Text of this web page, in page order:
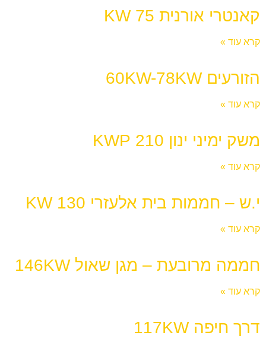
קאנטרי אורנית 75 KW
קרא עוד »
הזורעים 60KW-78KW
קרא עוד »
משק ימיני ינון 210 KWP
קרא עוד »
י.ש – חממות בית אלעזרי 130 KW
קרא עוד »
חממה מרובעת – מגן שאול 146KW
קרא עוד »
דרך חיפה 117KW